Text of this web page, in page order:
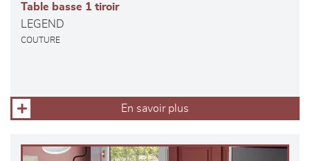
Table basse 1 tiroir
LEGEND
COUTURE
En savoir plus